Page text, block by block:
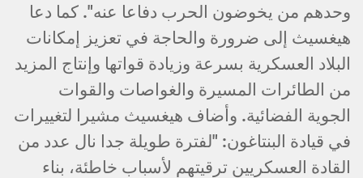
وحدهم من يخوضون الحرب دفاعا عنه". كما دعا
هيغسيث إلى ضرورة والحاجة في تعزيز إمكانات
البلاد العسكرية بسرعة وزيادة قواتها وإنتاج المزيد
من الطائرات المسيرة والغواصات والقوات
الجوية الفضائية. وأضاف هيغسيث مشيرا لتغييرات
في قيادة البنتاغون: "لفترة طويلة جدا نال عدد من
القادة العسكريين ترقيتهم لأسباب خاطئة، بناء